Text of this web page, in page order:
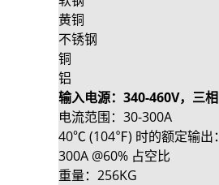
黄铜
不锈钢
铜
铝
输入电源：340-460V，三相
电流范围：30-300A
40℃ (104℉) 时的额定输出：
300A @60% 占空比
重量：256KG